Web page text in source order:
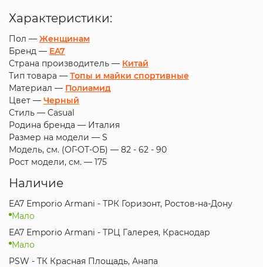
Характеристики:
Пол — Женщинам
Бренд — EA7
Страна производитель — Китай
Тип товара — Топы и майки спортивные
Материал — Полиамид
Цвет — Черный
Стиль — Casual
Родина бренда — Италия
Размер на модели — S
Модель, см. (ОГ-ОТ-ОБ) — 82 - 62 - 90
Рост модели, см. — 175
Наличие
EA7 Emporio Armani - ТРК Горизонт, Ростов-на-Дону
Мало
EA7 Emporio Armani - ТРЦ Галерея, Краснодар
Мало
PSW - ТК Красная Площадь, Анапа